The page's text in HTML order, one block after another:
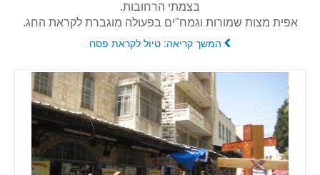
בצמתי הרחובות.
אפית מצות שמורות וגמח"ים בפעולה מוגברת לקראת החג.
המשך קריאה: טיול לקראת פסח